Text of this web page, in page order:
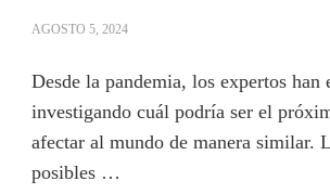
AGOSTO 5, 2024
Desde la pandemia, los expertos han
investigando cuál podría ser el
afectar al mundo de manera similar.
posibles …